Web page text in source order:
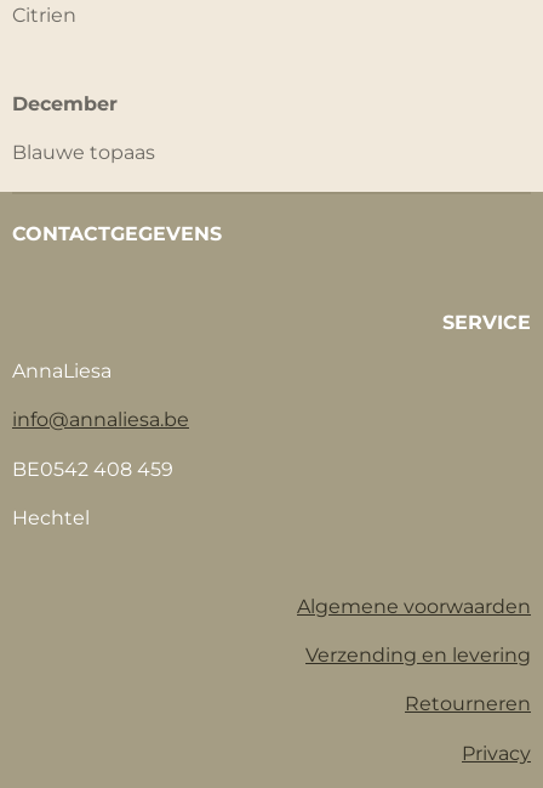
Citrien
December
Blauwe topaas
CONTACTGEGEVENS
SERVICE
AnnaLiesa
info@annaliesa.be
BE0542 408 459
Hechtel
Algemene voorwaarden
Verzending en levering
Retourneren
Privacy